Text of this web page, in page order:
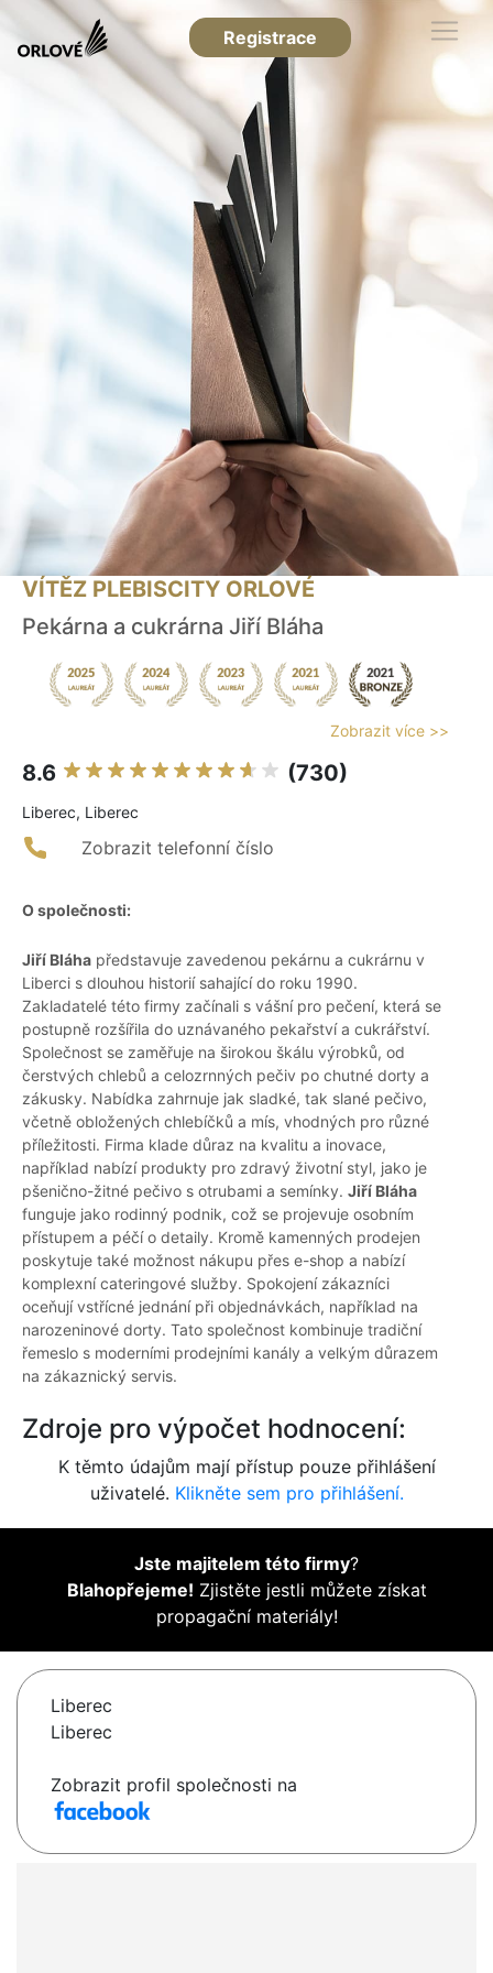
Registrace
VÍTĚZ PLEBISCITY ORLOVÉ
Pekárna a cukrárna Jiří Bláha
Zobrazit více >>
8.6 (730)
Liberec, Liberec
Zobrazit telefonní číslo
O společnosti:
Jiří Bláha představuje zavedenou pekárnu a cukrárnu v
Liberci s dlouhou historií sahající do roku 1990.
Zakladatelé této firmy začínali s vášní pro pečení, která se
postupně rozšířila do uznávaného pekařství a cukrářství.
Společnost se zaměřuje na širokou škálu výrobků, od
čerstvých chlebů a celozrnných pečiv po chutné dorty a
zákusky. Nabídka zahrnuje jak sladké, tak slané pečivo,
včetně obložených chlebíčků a mís, vhodných pro různé
příležitosti. Firma klade důraz na kvalitu a inovace,
například nabízí produkty pro zdravý životní styl, jako je
pšenično-žitné pečivo s otrubami a semínky. Jiří Bláha
funguje jako rodinný podnik, což se projevuje osobním
přístupem a péčí o detaily. Kromě kamenných prodejen
poskytuje také možnost nákupu přes e-shop a nabízí
komplexní cateringové služby. Spokojení zákazníci
oceňují vstřícné jednání při objednávkách, například na
narozeninové dorty. Tato společnost kombinuje tradiční
řemeslo s moderními prodejními kanály a velkým důrazem
na zákaznický servis.
Zdroje pro výpočet hodnocení:
K těmto údajům mají přístup pouze přihlášení
uživatelé. Klikněte sem pro přihlášení.
Jste majitelem této firmy?
Blahopřejeme! Zjistěte jestli můžete získat
propagační materiály!
Liberec
Liberec
Zobrazit profil společnosti na